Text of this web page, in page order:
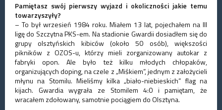
Pamiętasz swój pierwszy wyjazd i okoliczności jakie temu
towarzyszyły?
– To był wrzesień 1984 roku. Miałem 13 lat, pojechałem na III
ligę do Szczytna PKS-em. Na stadionie Gwardii dosiadłem się do
grupy olsztyńskich kibiców (około 50 osób), większości
pikników z OZOS-u, którzy mieli zorganizowany autokar z
fabryki opon. Ale było też kilku młodych chłopaków,
organizujących doping, na czele z „Miśkiem”, jednym z założycieli
młynu na Stomilu. Mieliśmy kilka „biało-niebieskich” flag na
kijach. Gwardia wygrała ze Stomilem 4:0 i pamiętam, że
wracałem zdołowany, samotnie pociągiem do Olsztyna.